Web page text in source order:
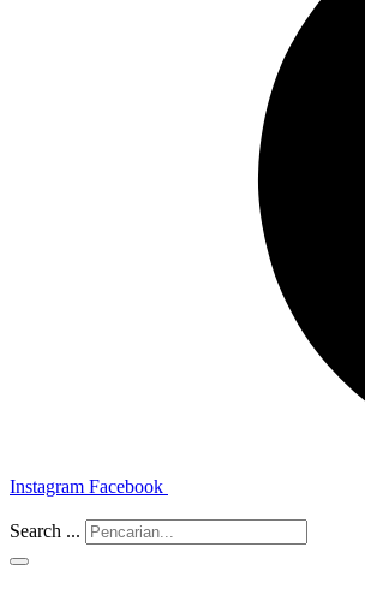
Instagram Facebook
Search ...